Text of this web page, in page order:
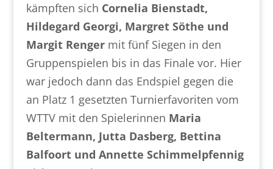
kämpften sich Cornelia Bienstadt,
Hildegard Georgi, Margret Söthe und
Margit Rengermit fünf Siegen in den
Gruppenspielen bis in das Finale vor. Hier
war jedoch dann das Endspiel gegen die
an Platz 1 gesetzten Turnierfavoriten vom
WTTV mit den Spielerinnen Maria
Beltermann, Jutta Dasberg, Bettina
Balfoort und Annette Schimmelpfennig